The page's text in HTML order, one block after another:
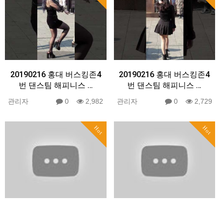
20190216 홍대 버스킹존4
번 댄스팀 해피니스 …
관리자 0 2,982
20190216 홍대 버스킹존4
번 댄스팀 해피니스 …
관리자 0 2,729
Hot Hot